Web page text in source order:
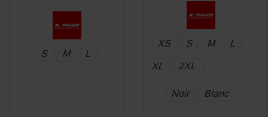
S M L
XS S M L
XL 2XL
Noir Blanc